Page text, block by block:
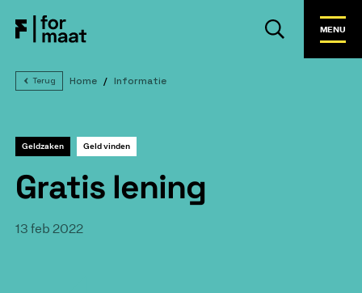
MENU
Terug Home Informatie
Geldzaken Geld vinden
Gratis lening
13 feb 2022